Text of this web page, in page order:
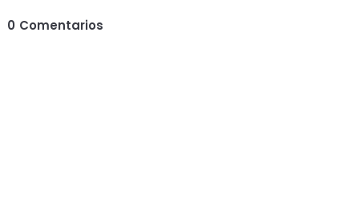
0 Comentarios